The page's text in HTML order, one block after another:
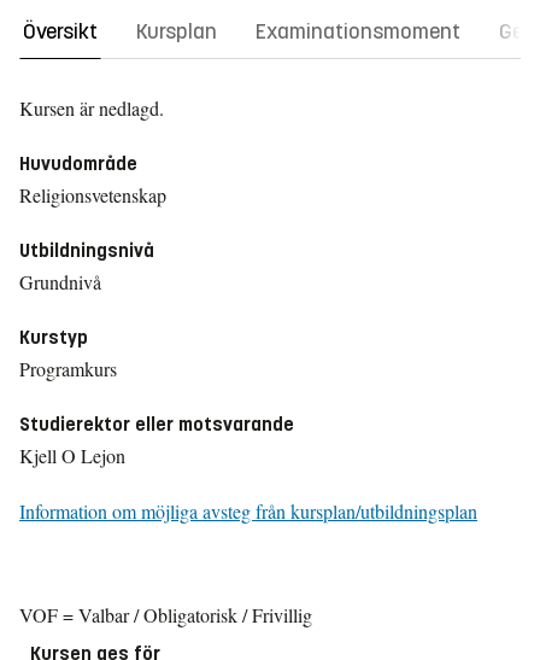
Översikt Kursplan Examinationsmoment
Kursen är nedlagd.
Huvudområde
Religionsvetenskap
Utbildningsnivå
Grundnivå
Kurstyp
Programkurs
Studierektor eller motsvarande
Kjell O Lejon
Information om möjliga avsteg från kursplan/utbildningsplan
VOF = Valbar / Obligatorisk / Frivillig
Kursen ges för